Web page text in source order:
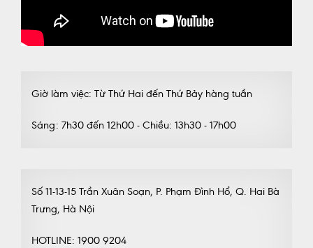
Giờ làm việc: Từ Thứ Hai đến Thứ Bảy hàng tuần
Sáng: 7h30 đến 12h00 - Chiều: 13h30 - 17h00
Số 11-13-15 Trần Xuân Soạn, P. Phạm Đình Hổ, Q. Hai Bà
Trưng, Hà Nội
HOTLINE: 1900 9204